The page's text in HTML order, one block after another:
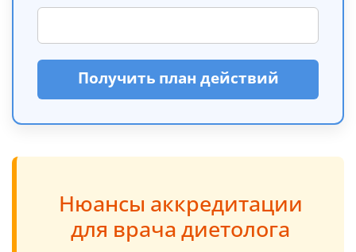
Получить план действий
Нюансы аккредитации
для врача диетолога